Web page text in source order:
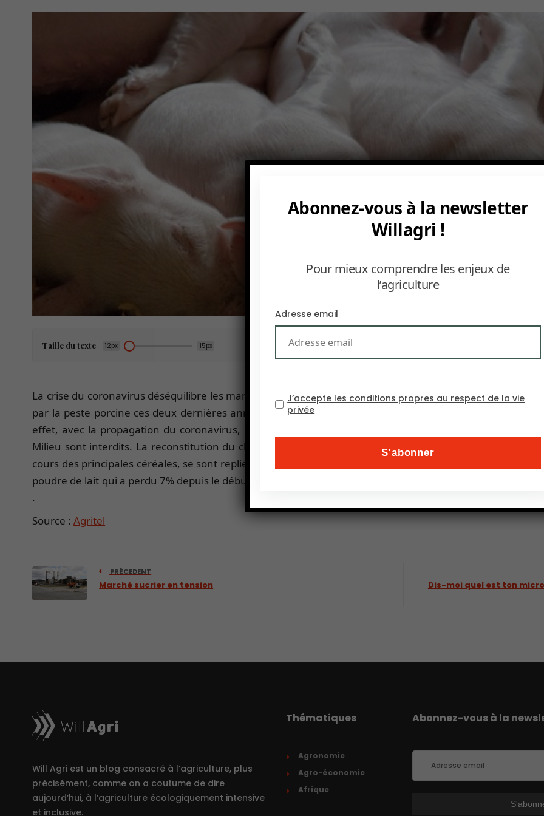
Taille du texte 12px 15px
La crise du coronavirus déséquilibre les marchés agricoles. Suite à la politique très volontariste de la
par la peste porcine ces deux dernières années, les cours du porc se repliaient en ce début d’année
effet, avec la propagation du coronavirus, les importations sont désormais bloquées dans les ports et
Milieu sont interdits. La reconstitution du cheptel sera plus lente, engendrant ainsi de nouvelles
cours des principales céréales, se sont repliés de 5 % suite aux craintes des marchés financiers face à
poudre de lait qui a perdu 7% depuis le début du mois de janvier. En ce qui concerne le cours du colza
.
Source :Agritel
PRÉCEDENT
Marché sucrier en tension Dis-moi quel est ton
Will Agri est un blog consacré à l’agriculture, plus
précisément, comme on a coutume de dire
aujourd’hui, à l’agriculture écologiquement intensive
et inclusive.
Thématiques
Agronomie
Agro-économie
Afrique
Abonnez-vous à la
Abonnez-vous à la newsletter
Willagri !
Pour mieux comprendre les enjeux de
l’agriculture
Adresse email
J’accepte les conditions propres au respect de la vie
privée